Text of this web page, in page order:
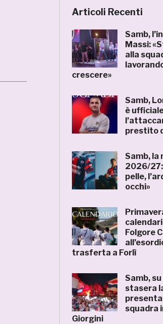
Articoli Recenti
Samb,
Massi:
alla
crescere»
Samb,
è
prestito
Samb, la
2026/27:
pelle,
occhi»
Folgore
trasferta a Forlì
Samb,
stasera
squadra
Giorgini